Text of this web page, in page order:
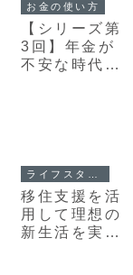
お金の使い方
【シリーズ第
3回】年金が
不安な時代
ライフスタイル
移住支援を活
用して理想の
新生活を実現